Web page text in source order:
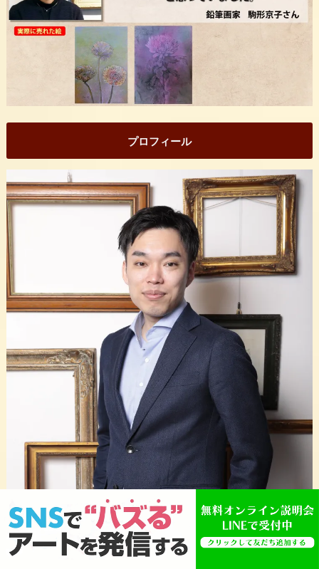
プロフィール
はじめまして 画家の 黒沼大泰と申します。
私は全国の百貨店で展覧会活動をしております。